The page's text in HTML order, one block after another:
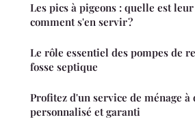
Les pics à pigeons : quelle est
comment s'en servir ?
Le rôle essentiel des pompes de
fosse septique
Profitez d'un service de ménage à
personnalisé et garanti